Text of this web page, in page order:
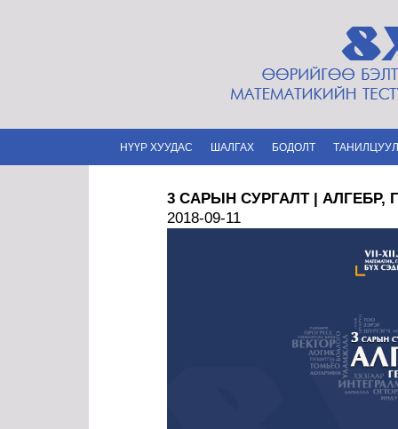
НҮҮР ХУУДАС ШАЛГАХ БОДОЛТ
3 САРЫН СУРГАЛТ | АЛГЕБР,
2018-09-11